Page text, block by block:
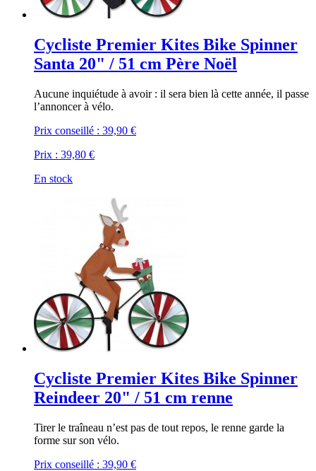
Cycliste Premier Kites Bike Spinner
Santa 20" / 51 cm Père Noël
Aucune inquiétude à avoir : il sera bien là cette année, il passe
l’annoncer à vélo.
Prix conseillé : 39,90 €
Prix : 39,80 €
En stock
Cycliste Premier Kites Bike Spinner
Reindeer 20" / 51 cm renne
Tirer le traîneau n’est pas de tout repos, le renne garde la
forme sur son vélo.
Prix conseillé : 39,90 €